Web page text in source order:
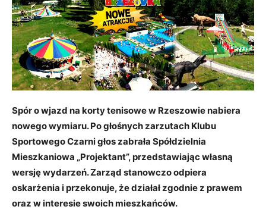
Spór o wjazd na korty tenisowe w Rzeszowie nabiera
nowego wymiaru. Po głośnych zarzutach Klubu
Sportowego Czarni głos zabrała Spółdzielnia
Mieszkaniowa „Projektant”, przedstawiając własną
wersję wydarzeń. Zarząd stanowczo odpiera
oskarżenia i przekonuje, że działał zgodnie z prawem
oraz w interesie swoich mieszkańców.